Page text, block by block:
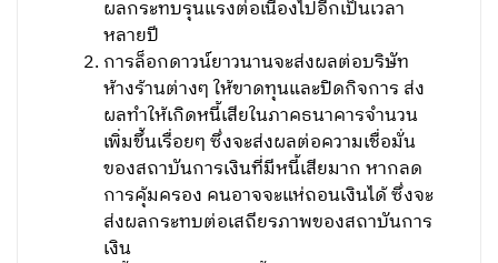
ผลกระทบรุนแรงต่อเนื่องไปอีกเป็นเวลา
หลายปี
การล็อกดาวน์ยาวนานจะส่งผลต่อบริษัท
ห้างร้านต่างๆ ให้ขาดทุนและปิดกิจการ ส่ง
ผลทำให้เกิดหนี้เสียในภาคธนาคารจำนวน
เพิ่มขึ้นเรื่อยๆ ซึ่งจะส่งผลต่อความเชื่อมั่น
ของสถาบันการเงินที่มีหนี้เสียมาก หากลด
การคุ้มครอง คนอาจจะแห่ถอนเงินได้ ซึ่งจะ
ส่งผลกระทบต่อเสถียรภาพของสถาบันการ
เงิน